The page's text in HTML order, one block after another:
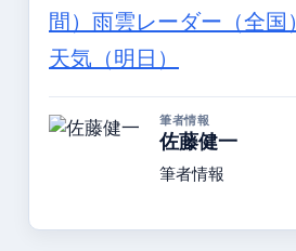
間） 雨雲レーダー（全国）
天気（明日）
筆者情報
佐藤健一
筆者情報